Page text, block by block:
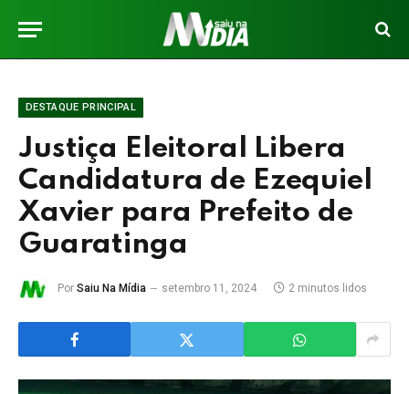
DESTAQUE PRINCIPAL
Justiça Eleitoral Libera
Candidatura de Ezequiel
Xavier para Prefeito de
Guaratinga
Por Saiu Na Mídia setembro 11, 2024 2 minutos lidos